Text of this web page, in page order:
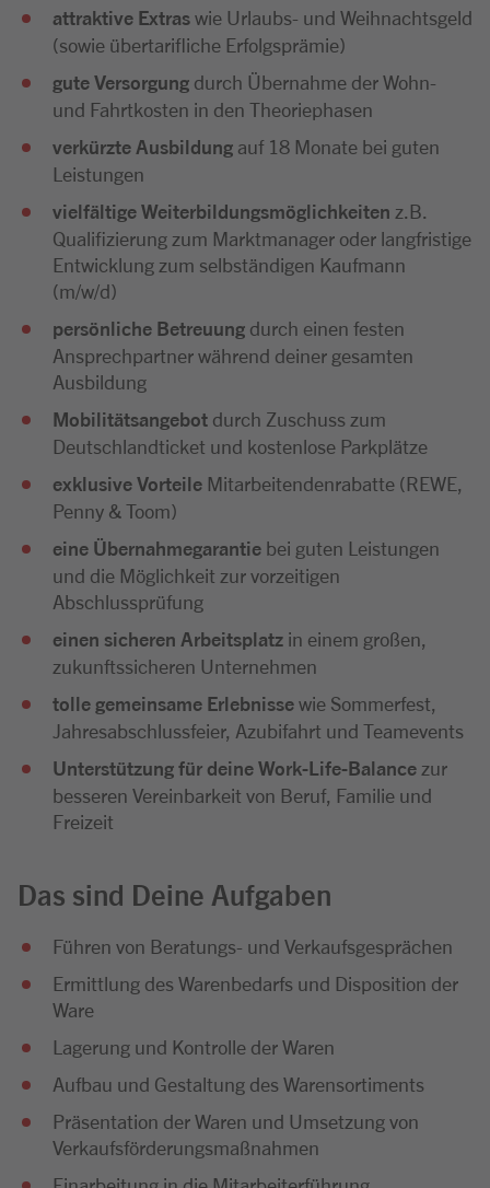
attraktive Extraswie Urlaubs- und Weihnachtsgeld
(sowie übertarifliche Erfolgsprämie)
gute Versorgung durch Übernahme der Wohn-
und Fahrtkosten in den Theoriephasen
verkürzte Ausbildung auf 18 Monate bei guten
Leistungen
vielfältige Weiterbildungsmöglichkeiten z.B.
Qualifizierung zum Marktmanager oder langfristige
Entwicklung zum selbständigen Kaufmann
(m/w/d)
persönliche Betreuung durch einen festen
Ansprechpartner während deiner gesamten
Ausbildung
Mobilitätsangebot durch Zuschuss zum
Deutschlandticket und kostenlose Parkplätze
exklusive Vorteile Mitarbeitendenrabatte (REWE,
Penny & Toom)
eine Übernahmegarantie bei guten Leistungen
und die Möglichkeit zur vorzeitigen
Abschlussprüfung
einen sicheren Arbeitsplatz in einem großen,
zukunftssicheren Unternehmen
tolle gemeinsame Erlebnissewie Sommerfest,
Jahresabschlussfeier, Azubifahrt und Teamevents
Unterstützung für deine Work-Life-Balance zur
besseren Vereinbarkeit von Beruf, Familie und
Freizeit
Das sind Deine Aufgaben
Führen von Beratungs- und Verkaufsgesprächen
Ermittlung des Warenbedarfs und Disposition der
Ware
Lagerung und Kontrolle der Waren
Aufbau und Gestaltung des Warensortiments
Präsentation der Waren und Umsetzung von
Verkaufsförderungsmaßnahmen